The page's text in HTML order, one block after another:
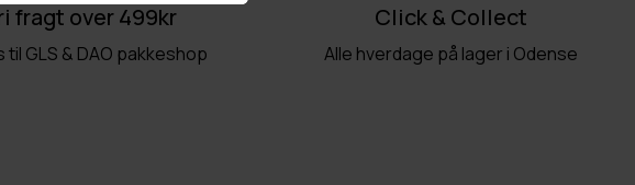
fragt over 499kr
til GLS & DAO pakkeshop
Click & Collect
Alle hverdage på lager i Odense